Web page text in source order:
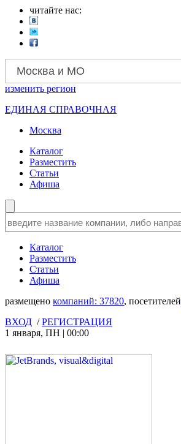
читайте нас:
Москва и МО
изменить регион
ЕДИНАЯ СПРАВОЧНАЯ
Москва
Каталог
Разместить
Статьи
Афиша
Каталог
Разместить
Статьи
Афиша
размещено компаний: 37820, посетителей
ВХОД /РЕГИСТРАЦИЯ
1 января, ПН | 00:00